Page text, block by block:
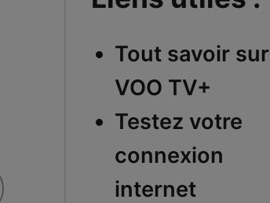
Tout savoir sur
VOO TV+
Testez votre
connexion
internet